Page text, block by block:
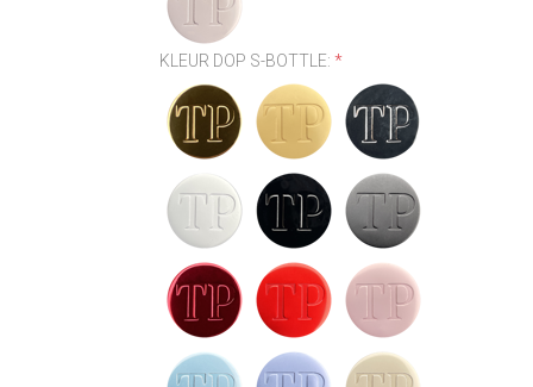
KLEUR DOP S-BOTTLE:*